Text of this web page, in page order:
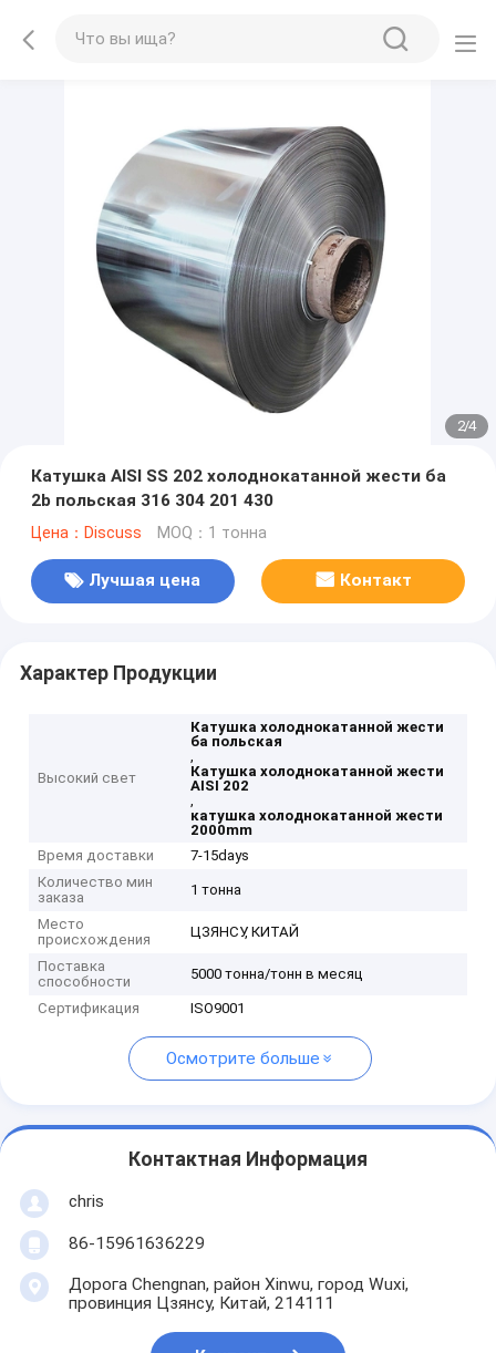
2/4
Катушка AISI SS 202 холоднокатанной жести ба
2b польская 316 304 201 430
Цена：Discuss MOQ：1 тонна
Лучшая цена Контакт
Характер Продукции
Высокий свет
Катушка холоднокатанной жести
ба польская
,
Катушка холоднокатанной жести
AISI 202
,
катушка холоднокатанной жести
2000mm
Время доставки
7-15days
Количество мин
заказа
1 тонна
Место
происхождения
ЦЗЯНСУ, КИТАЙ
Поставка
способности
5000 тонна/тонн в месяц
Сертификация ISO9001
Осмотрите больше
Контактная Информация
chris
86-15961636229
Дорога Chengnan, район Xinwu, город Wuxi,
провинция Цзянсу, Китай, 214111